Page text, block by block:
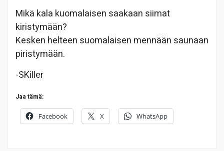
Mikä kala kuomalaisen saakaan siimat
kiristymään?
Kesken helteen suomalaisen mennään saunaan
piristymään.
-SKiller
Jaa tämä:
Facebook X WhatsApp